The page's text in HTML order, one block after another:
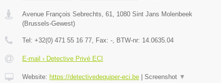
Avenue François Sebrechts, 61 1080 Sint Jans Molenbeek
(Brussels-Gewest)
Tel: +32(0) 471 55 16 77 , Fax: - , BTW-nr: 14.0635.04
E-mail › Detective Privé ECI
Website: https://detectivedequiper-eci.be Screenshot ▼